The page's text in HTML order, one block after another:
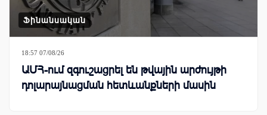
Ֆինանսական
18:57 07/08/26
ԱՄՀ-ում զգուշացրել են թվային արժույթի
դոլարայնացման հետևանքների մասին